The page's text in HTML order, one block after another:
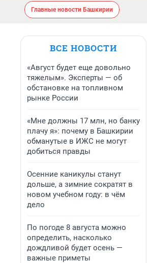
Главные новости Башкирии
ВСЕ НОВОСТИ
«Август будет еще довольно
тяжелым». Эксперты — об
обстановке на топливном
рынке России
«Мне должны 17 млн, но банку
плачу я»: почему в Башкирии
обманутые в ИЖС не могут
добиться правды
Осенние каникулы станут
дольше, а зимние сократят в
новом учебном году: в чём
дело
По погоде 8 августа можно
определить, насколько
дождливой будет осень —
важные приметы